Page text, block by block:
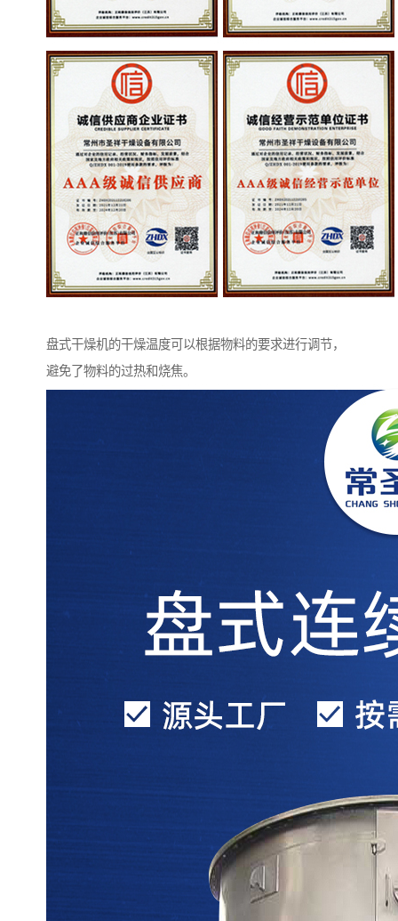
盘式干燥机的干燥温度可以根据物料的要求进行调节，
避免了物料的过热和烧焦。